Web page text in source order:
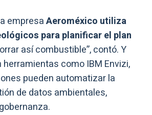
empresaAeroméxico utiliza
para planificar el plan
así combustible”, contó. Y
como IBM Envizi,
pueden automatizar la
de datos ambientales,